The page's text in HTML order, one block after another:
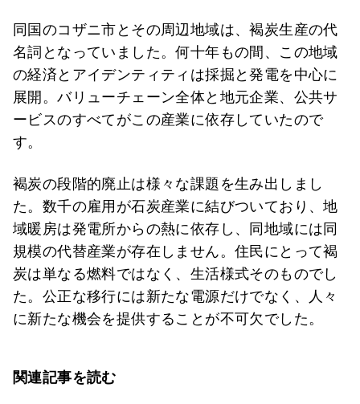
同国のコザニ市とその周辺地域は、褐炭生産の代
名詞となっていました。何十年もの間、この地域
の経済とアイデンティティは採掘と発電を中心に
展開。バリューチェーン全体と地元企業、公共サ
ービスのすべてがこの産業に依存していたので
す。
褐炭の段階的廃止は様々な課題を生み出しまし
た。数千の雇用が石炭産業に結びついており、地
域暖房は発電所からの熱に依存し、同地域には同
規模の代替産業が存在しません。住民にとって褐
炭は単なる燃料ではなく、生活様式そのものでし
た。公正な移行には新たな電源だけでなく、人々
に新たな機会を提供することが不可欠でした。
関連記事を読む